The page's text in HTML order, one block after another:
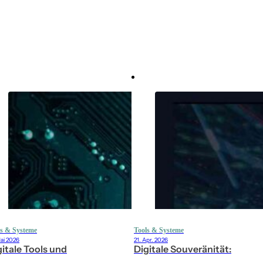
& Systeme
2026
Tools und
Tools & Systeme
21. Apr. 2026
Digitale Souveränität: